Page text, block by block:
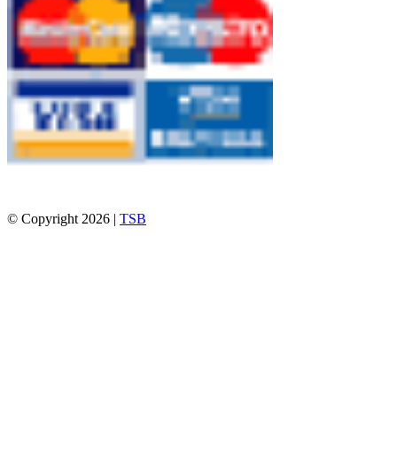
© Copyright 2026 | TSB